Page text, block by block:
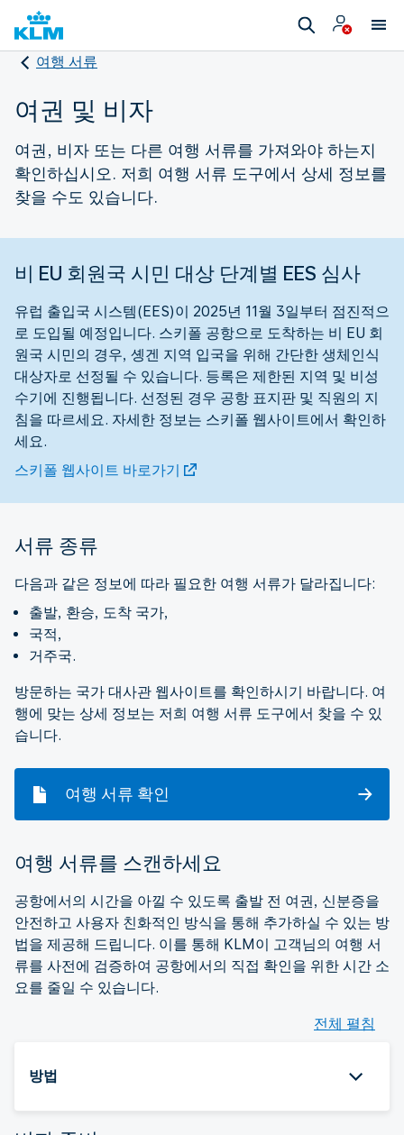
여행 서류
여권 및 비자
여권, 비자 또는 다른 여행 서류를 가져와야 하는지
확인하십시오. 저희 여행 서류 도구에서 상세 정보를
찾을 수도 있습니다.
비 EU 회원국 시민 대상 단계별 EES 심사
유럽 출입국 시스템(EES)이 2025년 11월 3일부터 점진적으
로 도입될 예정입니다. 스키폴 공항으로 도착하는 비 EU 회
원국 시민의 경우, 솅겐 지역 입국을 위해 간단한 생체인식
대상자로 선정될 수 있습니다. 등록은 제한된 지역 및 비성
수기에 진행됩니다. 선정된 경우 공항 표지판 및 직원의 지
침을 따르세요. 자세한 정보는 스키폴 웹사이트에서 확인하
세요.
스키폴 웹사이트 바로가기
서류 종류
다음과 같은 정보에 따라 필요한 여행 서류가 달라집니다:
출발, 환승, 도착 국가,
국적,
거주국.
방문하는 국가 대사관 웹사이트를 확인하시기 바랍니다. 여
행에 맞는 상세 정보는 저희 여행 서류 도구에서 찾을 수 있
습니다.
여행 서류 확인
여행 서류를 스캔하세요
공항에서의 시간을 아낄 수 있도록 출발 전 여권, 신분증을
안전하고 사용자 친화적인 방식을 통해 추가하실 수 있는 방
법을 제공해 드립니다. 이를 통해 KLM이 고객님의 여행 서
류를 사전에 검증하여 공항에서의 직접 확인을 위한 시간 소
요를 줄일 수 있습니다.
전체 펼침
방법